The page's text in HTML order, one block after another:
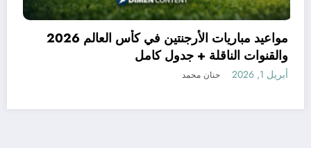
والقنوات الناقلة + جدول
الدول المشاركه في كاس العالم 2026 حتى الآن |